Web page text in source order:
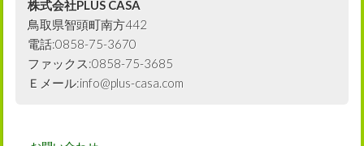
株式会社PLUS CASA
鳥取県智頭町南方442
電話:0858-75-3670
ファックス:0858-75-3685
Ｅメール:info@plus-casa.com